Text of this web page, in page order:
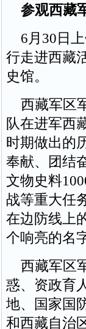
参观西藏
6月30日上
行走进西藏
史馆。
西藏军区
队在进军西
时期做出的
奉献、团结
文物史料
战等重大任
在边防线上
个响亮的名
西藏军区
惑、资政育
地、国家国
和西藏自治